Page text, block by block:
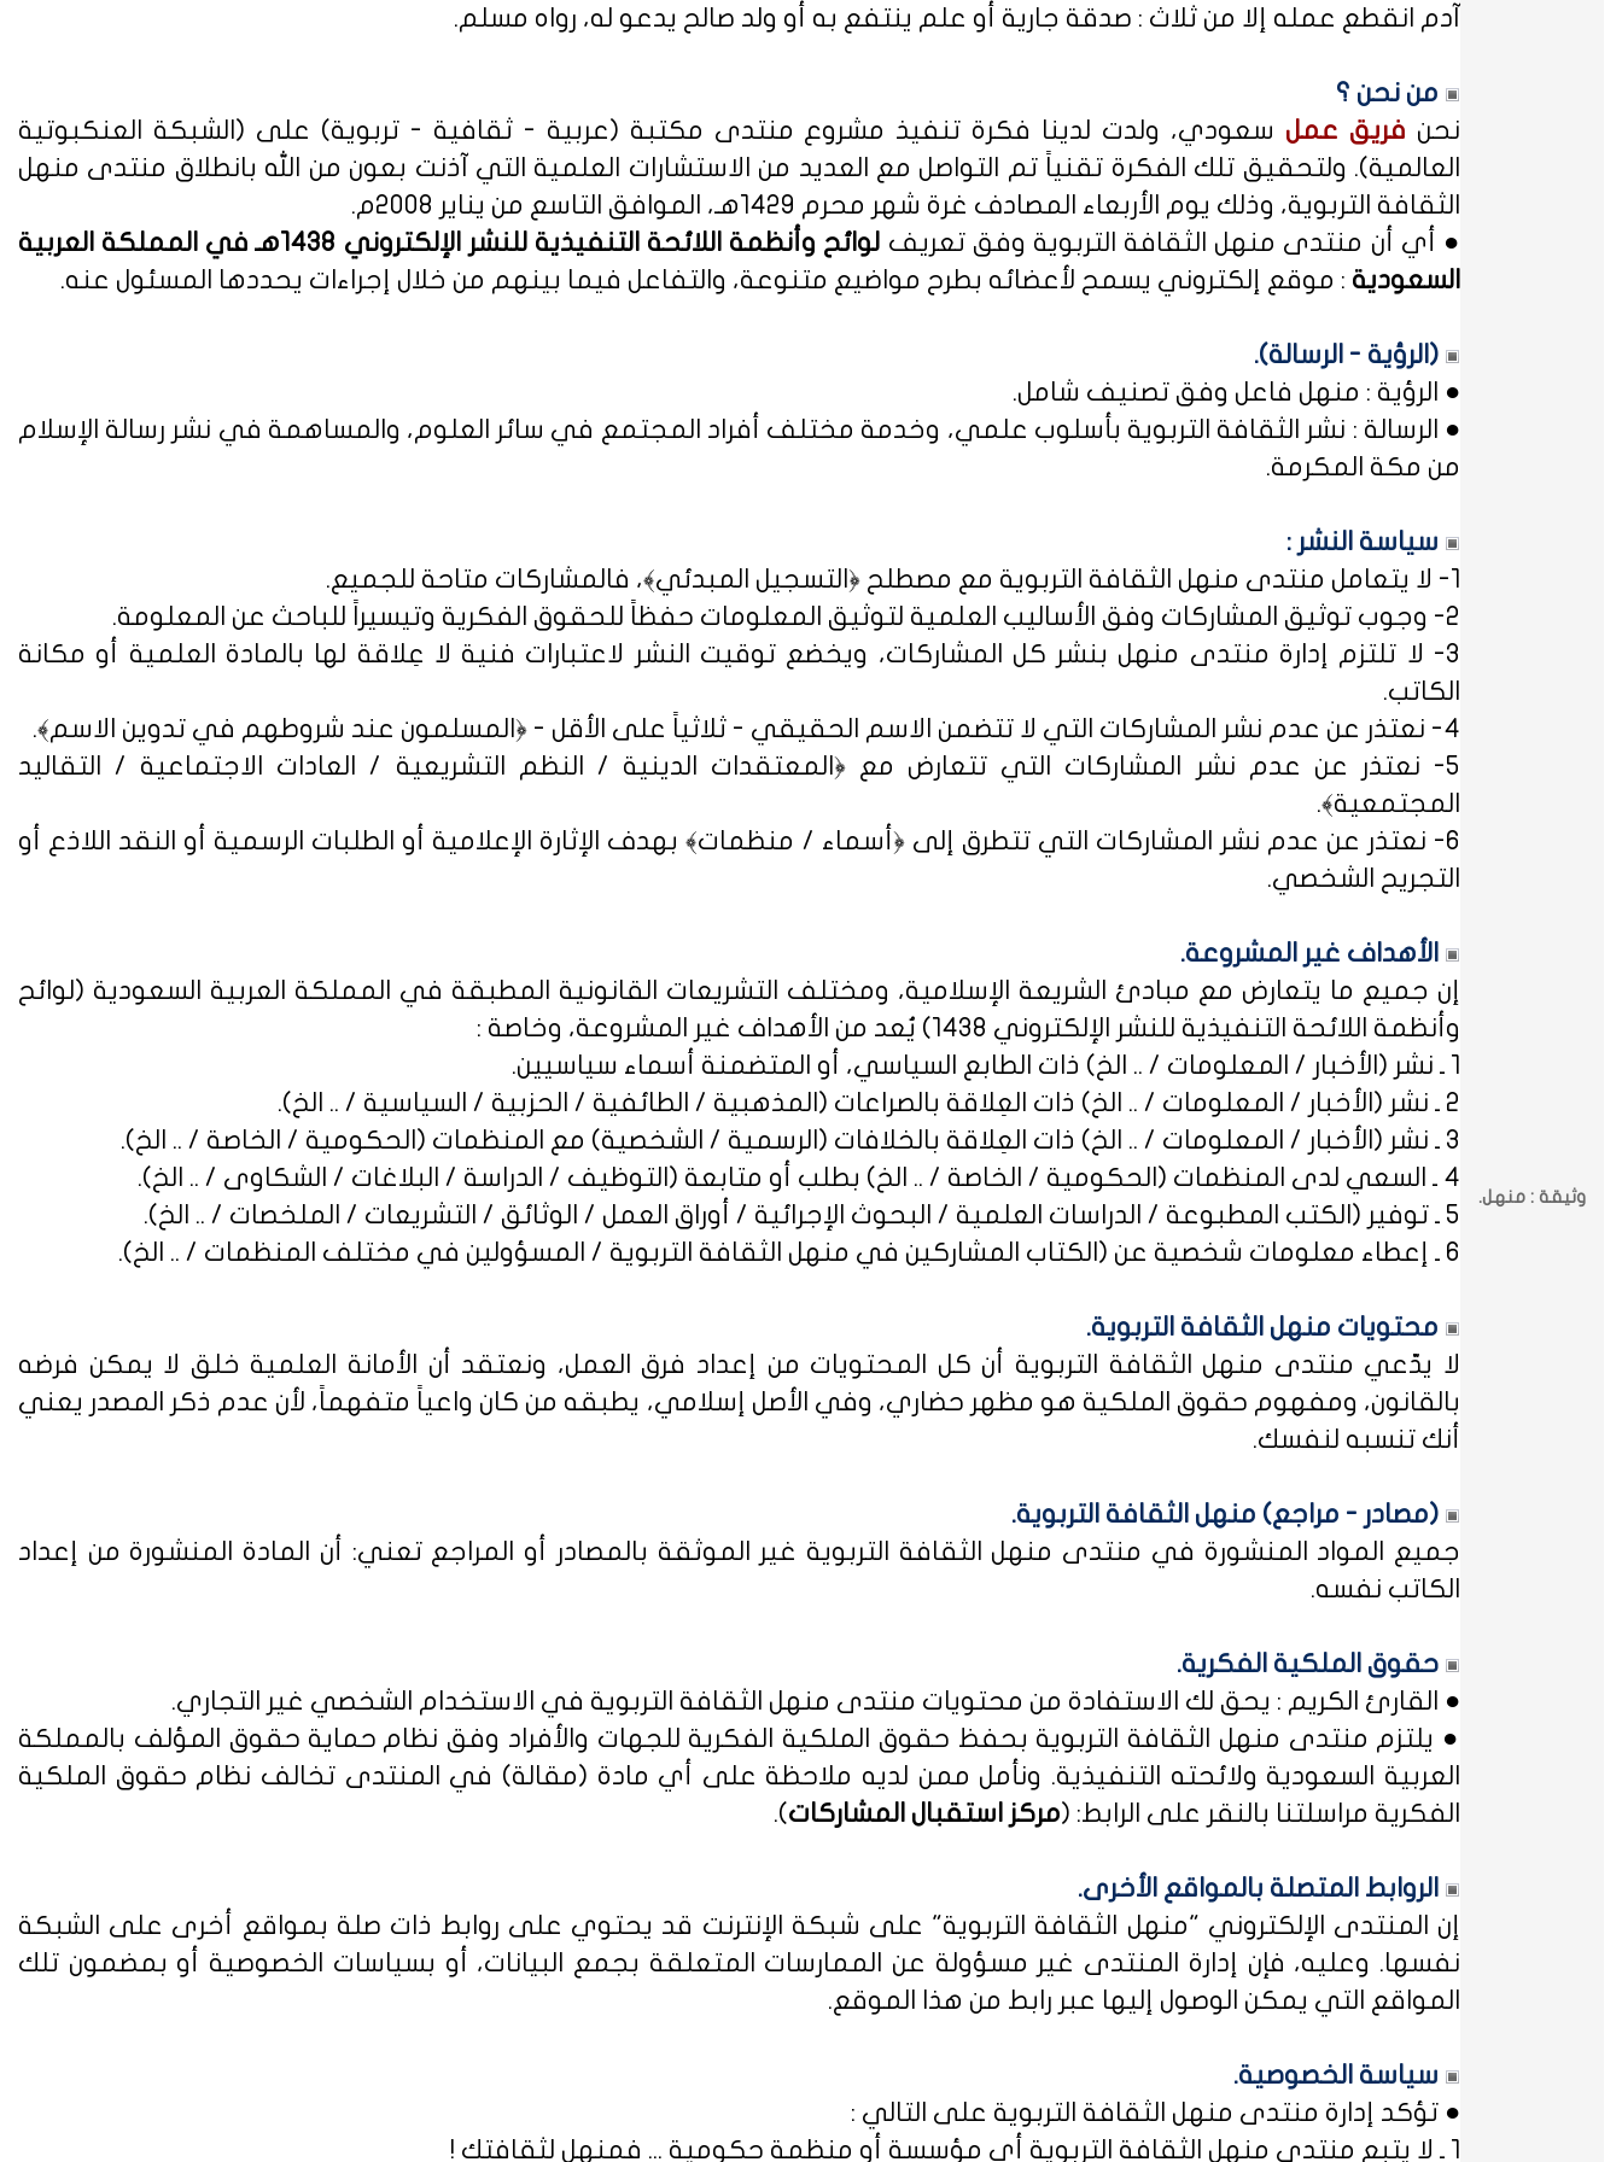
وثيقة : منهل.
آدم انقطع عمله إلا من ثلاث : صدقة جارية أو علم ينتفع به أو ولد صالح يدعو له، رواه مسلم.
من نحن ؟
نحن فريق عمل سعودي، ولدت لدينا فكرة تنفيذ مشروع منتدى مكتبة (عربية - ثقافية - تربوية) على (الشبكة العنكبوتية
العالمية). ولتحقيق تلك الفكرة تقنياً تم التواصل مع العديد من الاستشارات العلمية التي آذنت بعون من الله بانطلاق منتدى منهل
الثقافة التربوية، وذلك يوم الأربعاء المصادف غرة شهر محرم 1429هـ، الموافق التاسع من يناير 2008م.
● أي أن منتدى منهل الثقافة التربوية وفق تعريف
لوائح وأنظمة اللائحة التنفيذية للنشر الإلكتروني 1438هـ في المملكة العربية
السعودية : موقع إلكتروني يسمح لأعضائه بطرح مواضيع متنوعة، والتفاعل فيما بينهم من خلال إجراءات يحددها المسئول عنه.
(الرؤية - الرسالة).
● الرؤية : منهل فاعل وفق تصنيف شامل.
● الرسالة : نشر الثقافة التربوية بأسلوب علمي، وخدمة مختلف أفراد المجتمع في سائر العلوم، والمساهمة في نشر رسالة الإسلام
من مكة المكرمة.
سياسة النشر :
1- لا يتعامل منتدى منهل الثقافة التربوية مع مصطلح ﴿التسجيل المبدئي﴾، فالمشاركات متاحة للجميع.
2- وجوب توثيق المشاركات وفق الأساليب العلمية لتوثيق المعلومات حفظاً للحقوق الفكرية وتيسيراً للباحث عن المعلومة.
3- لا تلتزم إدارة منتدى منهل بنشر كل المشاركات، ويخضع توقيت النشر لاعتبارات فنية لا عِلاقة لها بالمادة العلمية أو مكانة
الكاتب.
4- نعتذر عن عدم نشر المشاركات التي لا تتضمن الاسم الحقيقي - ثلاثياً على الأقل - ﴿المسلمون عند شروطهم في تدوين الاسم﴾.
5- نعتذر عن عدم نشر المشاركات التي تتعارض مع ﴿المعتقدات الدينية / النظم التشريعية / العادات الاجتماعية / التقاليد
المجتمعية﴾.
6- نعتذر عن عدم نشر المشاركات التي تتطرق إلى ﴿أسماء / منظمات﴾ بهدف الإثارة الإعلامية أو الطلبات الرسمية أو النقد اللاذع أو
التجريح الشخصي.
الأهداف غير المشروعة.
إن جميع ما يتعارض مع مبادئ الشريعة الإسلامية، ومختلف التشريعات القانونية المطبقة في المملكة العربية السعودية (لوائح
وأنظمة اللائحة التنفيذية للنشر الإلكتروني 1438
) يُعد من الأهداف غير المشروعة، وخاصة :
1 ـ نشر (الأخبار / المعلومات / .. الخ) ذات الطابع السياسي، أو المتضمنة أسماء سياسيين.
2 ـ نشر (الأخبار / المعلومات / .. الخ) ذات العِلاقة بالصراعات (المذهبية / الطائفية / الحزبية / السياسية / .. الخ).
3 ـ نشر (الأخبار / المعلومات / .. الخ) ذات العِلاقة بالخلافات (الرسمية / الشخصية) مع المنظمات (الحكومية / الخاصة / .. الخ).
4 ـ السعي لدى المنظمات (الحكومية / الخاصة / .. الخ) بطلب أو متابعة (التوظيف / الدراسة / البلاغات / الشكاوى / .. الخ).
5 ـ توفير (الكتب المطبوعة / الدراسات العلمية / البحوث الإجرائية / أوراق العمل / الوثائق / التشريعات / الملخصات / .. الخ).
6 ـ إعطاء معلومات شخصية عن (الكتاب المشاركين في منهل الثقافة التربوية / المسؤولين في مختلف المنظمات / .. الخ).
محتويات منهل الثقافة التربوية.
لا يدّعي منتدى منهل الثقافة التربوية أن كل المحتويات من إعداد فرق العمل، ونعتقد أن الأمانة العلمية خلق لا يمكن فرضه
بالقانون، ومفهوم حقوق الملكية هو مظهر حضاري، وفي الأصل إسلامي، يطبقه من كان واعياً متفهماً، لأن عدم ذكر المصدر يعني
أنك تنسبه لنفسك.
(مصادر - مراجع) منهل الثقافة التربوية.
جميع المواد المنشورة في منتدى منهل الثقافة التربوية غير الموثقة بالمصادر أو المراجع تعني: أن المادة المنشورة من إعداد
الكاتب نفسه.
حقوق الملكية الفكرية.
● القارئ الكريم : يحق لك الاستفادة من محتويات منتدى منهل الثقافة التربوية في الاستخدام الشخصي غير التجاري.
● يلتزم منتدى منهل الثقافة التربوية بحفظ حقوق الملكية الفكرية للجهات والأفراد وفق نظام حماية حقوق المؤلف بالمملكة
العربية السعودية ولائحته التنفيذية. ونأمل ممن لديه ملاحظة على أي مادة (مقالة) في المنتدى تخالف نظام حقوق الملكية
الفكرية مراسلتنا بالنقر على الرابط: (مركز استقبال المشاركات).
الروابط المتصلة بالمواقع الأخرى.
إن المنتدى الإلكتروني "منهل الثقافة التربوية" على شبكة الإنترنت قد يحتوي على روابط ذات صلة بمواقع أخرى على الشبكة
نفسها. وعليه، فإن إدارة المنتدى غير مسؤولة عن الممارسات المتعلقة بجمع البيانات، أو بسياسات الخصوصية أو بمضمون تلك
المواقع التي يمكن الوصول إليها عبر رابط من هذا الموقع.
سياسة الخصوصية.
● تؤكد إدارة منتدى منهل الثقافة التربوية على التالي :
1 ـ لا يتبع منتدى منهل الثقافة التربوية أي مؤسسة أو منظمة حكومية ... فمنهل لثقافتك !